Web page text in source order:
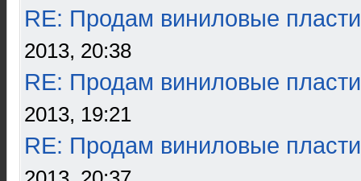
RE: Продам виниловые
2013, 20:38
RE: Продам виниловые
2013, 19:21
RE: Продам виниловые